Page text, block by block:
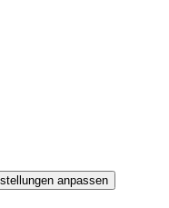
anpassen